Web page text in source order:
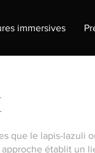
immersives
que le lapis-lazuli
établit un